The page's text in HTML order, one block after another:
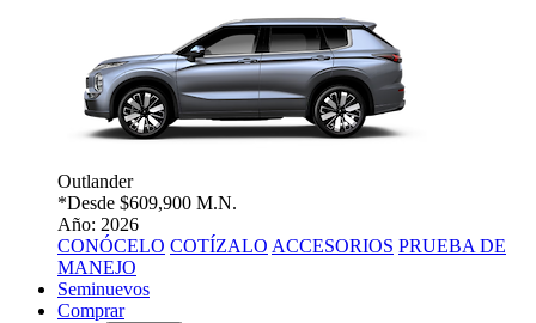
Outlander
*Desde $609,900 M.N.
Año: 2026
CONÓCELO COTÍZALO ACCESORIOS PRUEBA DE
MANEJO
Seminuevos
Comprar